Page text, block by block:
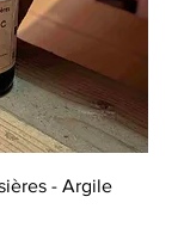
- Argile